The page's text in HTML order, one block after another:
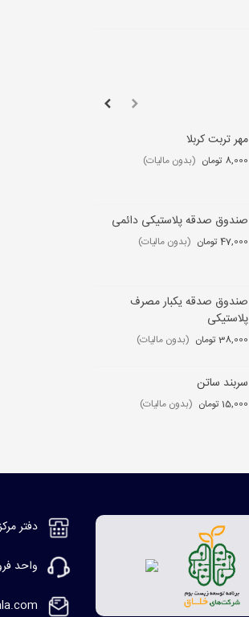
مهر تربت کربلا
8,000 تومان (بدون مالیات)
صندوق صدقه پلاستیکی دائمی
47,000 تومان (بدون مالیات)
صندوق صدقه یکبار مصرف
پلاستیکی
38,000 تومان (بدون مالیات)
سربند ساتن
15,000 تومان (بدون مالیات)
دفتر مرکزی:
واحد فروش: